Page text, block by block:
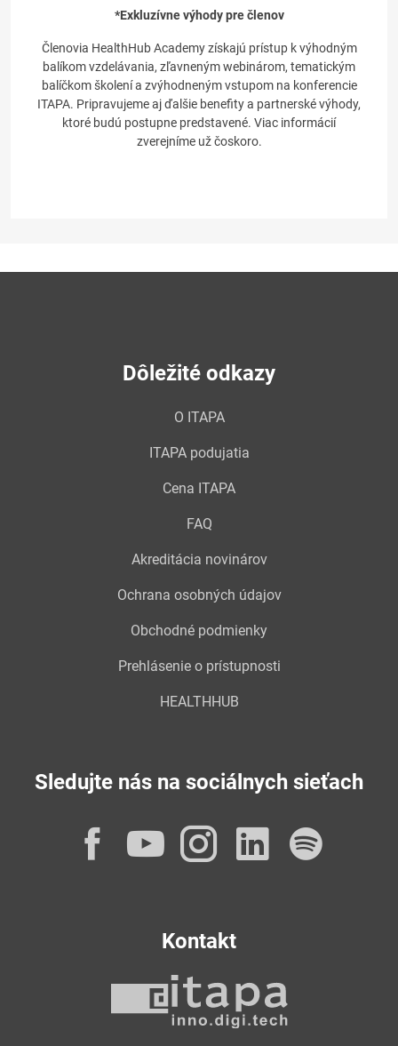
*Exkluzívne výhody pre členov
Členovia HealthHub Academy získajú prístup k výhodným
balíkom vzdelávania, zľavneným webinárom, tematickým
balíčkom školení a zvýhodneným vstupom na konferencie
ITAPA. Pripravujeme aj ďalšie benefity a partnerské výhody,
ktoré budú postupne predstavené. Viac informácií
zverejníme už čoskoro.
Dôležité odkazy
O ITAPA
ITAPA podujatia
Cena ITAPA
FAQ
Akreditácia novinárov
Ochrana osobných údajov
Obchodné podmienky
Prehlásenie o prístupnosti
HEALTHHUB
Sledujte nás na sociálnych sieťach
Facebook
YouTube
Instagram
Kontakt